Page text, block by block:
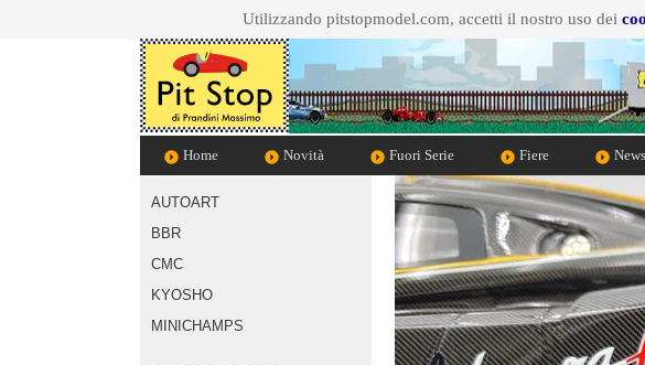
Utilizzando pitstopmodel.com, accetti il nostro uso dei
Home Novità Fuori Serie Fiere
AUTOART
BBR
CMC
KYOSHO
MINICHAMPS